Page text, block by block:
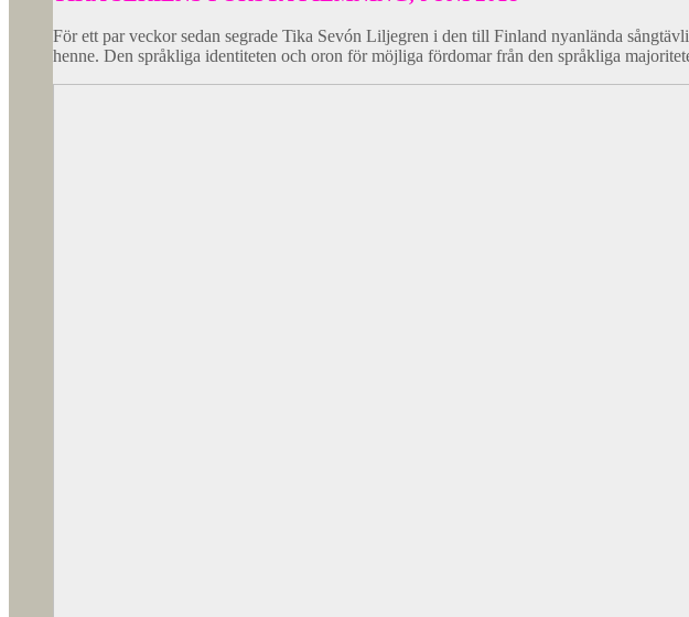
För ett par veckor sedan segrade Tika Sevón Liljegren i den till Finland nyanlända
henne. Den språkliga identiteten och oron för möjliga fördomar från den språkliga